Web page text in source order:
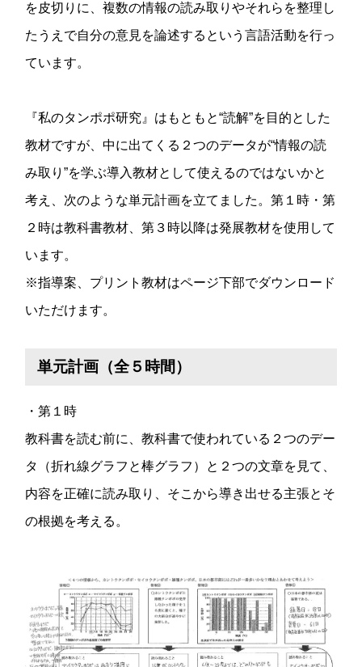
を皮切りに、複数の情報の読み取りやそれらを整理し
たうえで自分の意見を論述するという言語活動を行っ
ています。
『私のタンポポ研究』はもともと“読解”を目的とした
教材ですが、中に出てくる２つのデータが“情報の読
み取り”を学ぶ導入教材として使えるのではないかと
考え、次のような単元計画を立てました。第１時・第
２時は教科書教材、第３時以降は発展教材を使用して
います。
※指導案、プリント教材はページ下部でダウンロード
いただけます。
単元計画（全５時間）
・第１時
教科書を読む前に、教科書で使われている２つのデー
タ（折れ線グラフと棒グラフ）と２つの文章を見て、
内容を正確に読み取り、そこから導き出せる主張とそ
の根拠を考える。